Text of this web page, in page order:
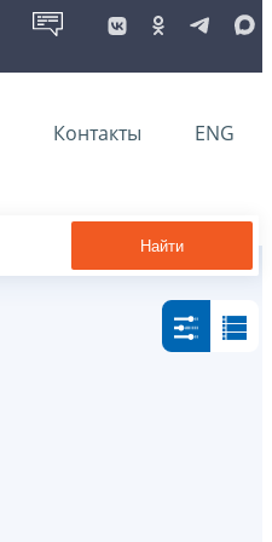
Контакты ENG
Найти